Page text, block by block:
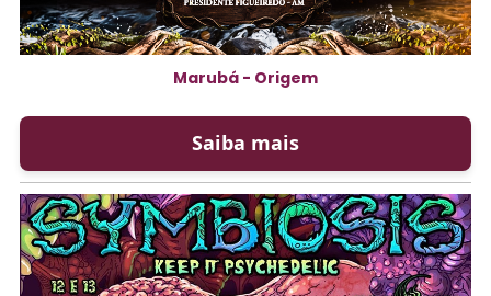
Marubá - Origem
Saiba mais